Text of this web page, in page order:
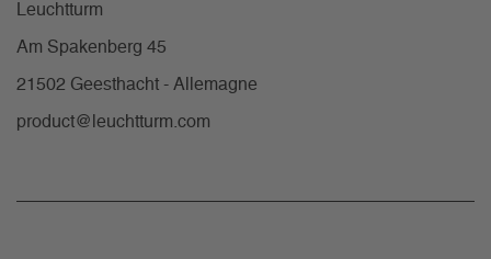
Leuchtturm
Am Spakenberg 45
21502 Geesthacht - Allemagne
product@leuchtturm.com